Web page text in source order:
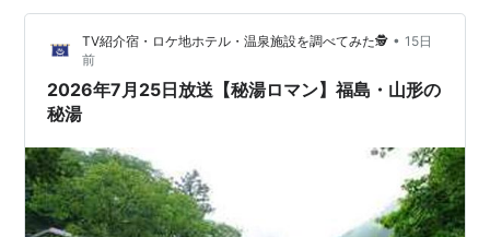
TV紹介宿・ロケ地ホテル・温泉施設を調べてみた🕵️ • 15日
前
2026年7月25日放送【秘湯ロマン】福島・山形の
秘湯